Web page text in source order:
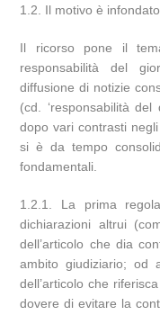
1.2. Il motivo è infondato.
Il ricorso pone il
responsabilità del
diffusione di notizie
(cd. ‘responsabilità del
dopo vari contrasti
si è da tempo
fondamentali.
1.2.1. La prima
dichiarazioni altrui
dell’articolo che dia
ambito giudiziario;
dell’articolo che
dovere di evitare la